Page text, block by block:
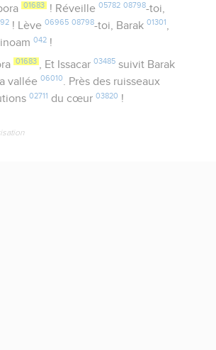
01683 ! Réveille 05782 08798-toi,
! Lève06965 08798-toi, Barak01301 ,
042 !
01683 , Et Issacar 03485suivit Barak
vallée06010. Près des ruisseaux
02711 du cœur03820 !